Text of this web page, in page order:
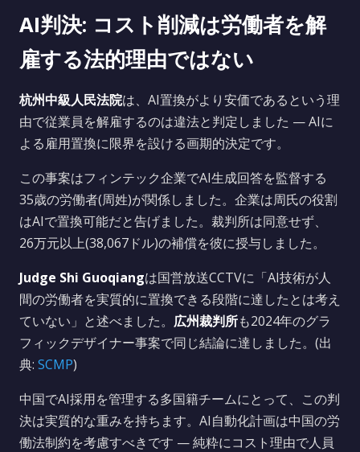
AI判決: コスト削減は労働者を解
雇する法的理由ではない
杭州中級人民法院は、AI置換がより安価であるという理
由で従業員を解雇するのは違法と判定しました — AIに
よる雇用置換に限界を設ける画期的決定です。
この事案はフィンテック企業でAI生成回答を監督する
35歳の労働者(周姓)が関係しました。企業は周氏の役割
はAIで置換可能だと告げました。裁判所は同意せず、
26万元以上(38,067ドル)の補償を彼に授与しました。
Judge Shi Guoqiangは国営放送CCTVに「AI技術が人
間の労働者を実質的に置換できる段階に達したとは考え
ていない」と述べました。 広州裁判所も2024年のグラ
フィックデザイナー事案で同じ結論に達しました。(出
典: SCMP)
中国でAI採用を管理する多国籍チームにとって、この判
決は実質的な重みを持ちます。AI自動化計画は中国の労
働法制約を考慮すべきです — 純粋にコスト理由で人員